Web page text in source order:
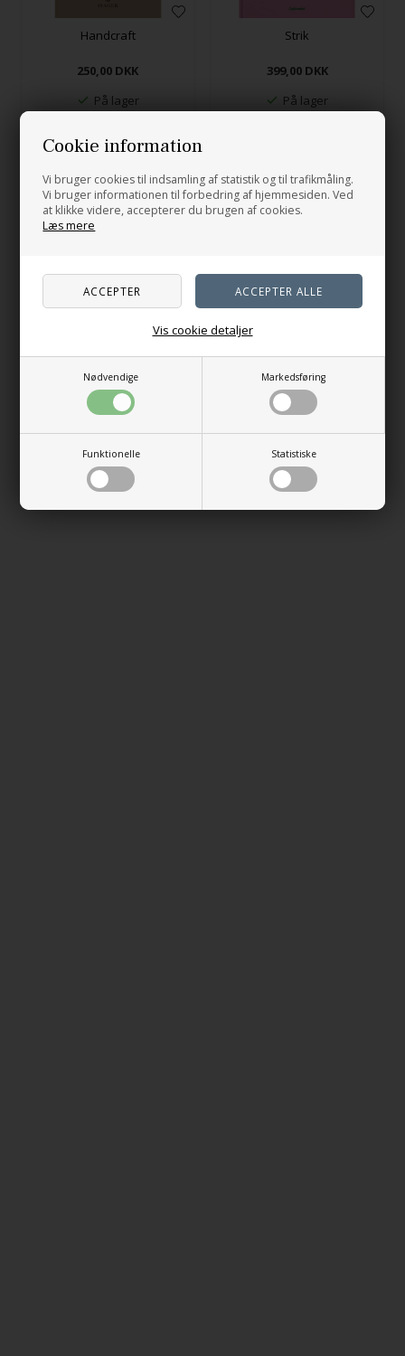
Cookie information
Vi bruger cookies til indsamling af statistik og til trafikmåling.
Vi bruger informationen til forbedring af hjemmesiden. Ved
at klikke videre, accepterer du brugen af cookies.
Læs mere
Nødvendige Markedsføring
Funktionelle Statistiske
Vis cookie detaljer
Handcraft
250,00 DKK
På lager
Strik
399,00 DKK
På lager
Strik 3 - Forudbestilling
399,00
DKK